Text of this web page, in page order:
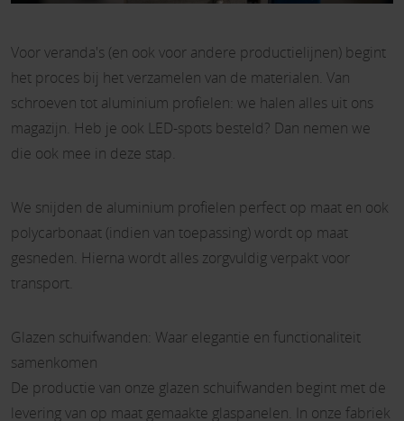
Voor veranda's (en ook voor andere productielijnen) begint
het proces bij het verzamelen van de materialen. Van
schroeven tot aluminium profielen: we halen alles uit ons
magazijn. Heb je ook LED-spots besteld? Dan nemen we
die ook mee in deze stap.
We snijden de aluminium profielen perfect op maat en ook
polycarbonaat (indien van toepassing) wordt op maat
gesneden. Hierna wordt alles zorgvuldig verpakt voor
transport.
Glazen schuifwanden: Waar elegantie en functionaliteit
samenkomen
De productie van onze glazen schuifwanden begint met de
levering van op maat gemaakte glaspanelen. In onze fabriek